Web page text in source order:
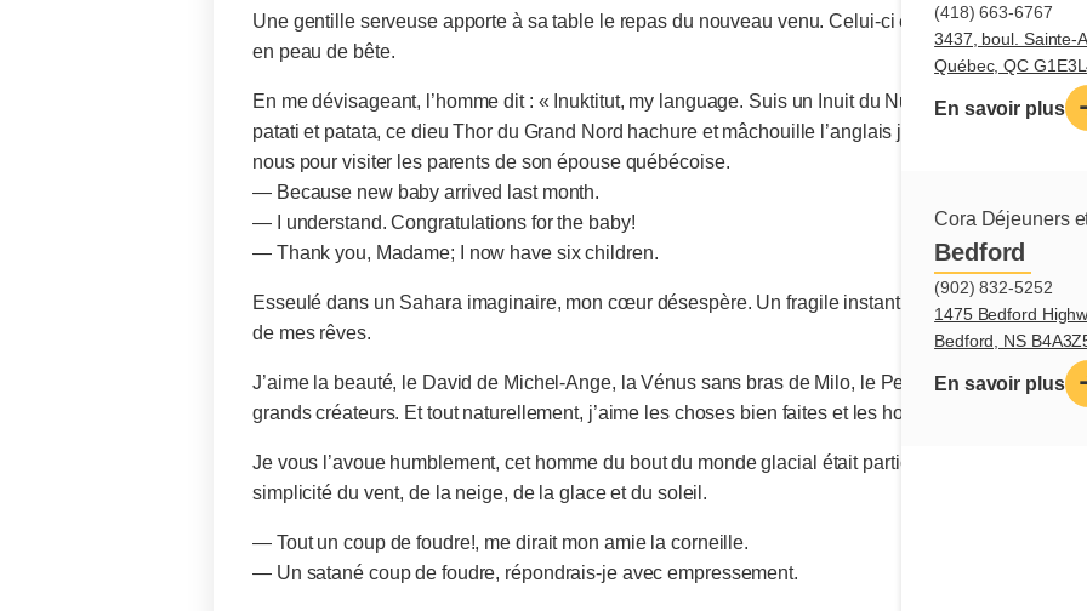
(418) 663-6767
3437, boul. Sainte-
Québec, QC
En savoir plus
Cora Déjeuners
Bedford
(902) 832-5252
1475 Bedford
Bedford, NS
En savoir plus
Une gentille serveuse apporte à sa table le repas du nouveau venu. Celui-ci enlève son parka et
en peau de bête.
En me dévisageant, l’homme dit : « Inuktitut, my language. Suis un Inuit du Nunavik. My
patati et patata, ce dieu Thor du Grand Nord hachure et mâchouille l’anglais jusqu’à me faire
nous pour visiter les parents de son épouse québécoise.
— Because new baby arrived last month.
— I understand. Congratulations for the baby!
— Thank you, Madame; I now have six children.
Esseulé dans un Sahara imaginaire, mon cœur désespère. Un fragile instant, j’ai rencontré la
de mes rêves.
J’aime la beauté, le David de Michel-Ange, la Vénus sans bras de Milo, le Penseur de Rodin et
grands créateurs. Et tout naturellement, j’aime les choses bien faites et les hommes magnifiques à
Je vous l’avoue humblement, cet homme du bout du monde glacial était particulièrement
simplicité du vent, de la neige, de la glace et du soleil.
— Tout un coup de foudre!, me dirait mon amie la corneille.
— Un satané coup de foudre, répondrais-je avec empressement.